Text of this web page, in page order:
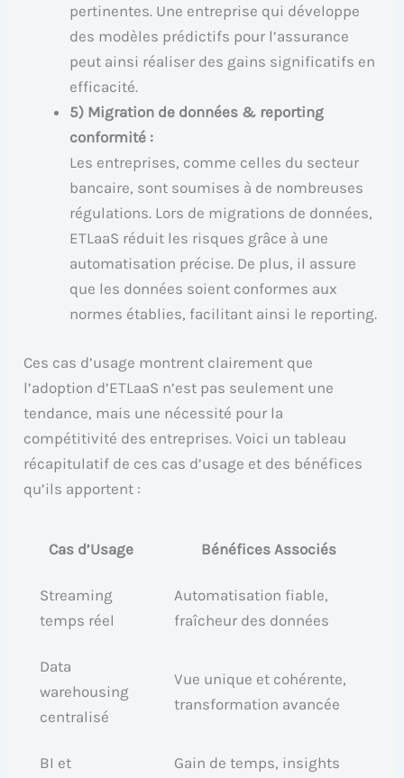
pertinentes. Une entreprise qui développe
des modèles prédictifs pour l’assurance
peut ainsi réaliser des gains significatifs en
efficacité.
5) Migration de données & reporting
conformité :
Les entreprises, comme celles du secteur
bancaire, sont soumises à de nombreuses
régulations. Lors de migrations de données,
ETLaaS réduit les risques grâce à une
automatisation précise. De plus, il assure
que les données soient conformes aux
normes établies, facilitant ainsi le reporting.
Ces cas d’usage montrent clairement que
l’adoption d’ETLaaS n’est pas seulement une
tendance, mais une nécessité pour la
compétitivité des entreprises. Voici un tableau
récapitulatif de ces cas d’usage et des bénéfices
qu’ils apportent :
Cas d’Usage Bénéfices Associés
Streaming
temps réel
Automatisation fiable,
fraîcheur des données
Data
warehousing
centralisé
Vue unique et cohérente,
transformation avancée
BI et
Gain de temps, insights